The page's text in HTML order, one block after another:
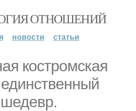
ОТНОШЕНИЙ
новости статьи
костромская